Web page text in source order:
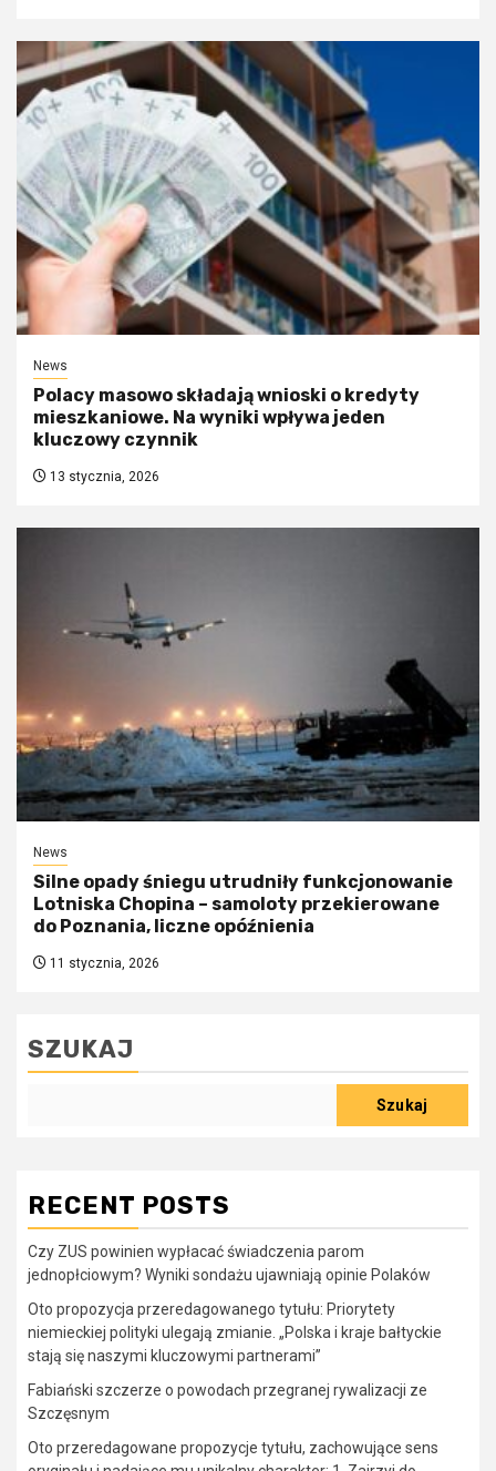
News
Polacy masowo składają wnioski o kredyty
mieszkaniowe. Na wyniki wpływa jeden
kluczowy czynnik
13 stycznia, 2026
News
Silne opady śniegu utrudniły funkcjonowanie
Lotniska Chopina – samoloty przekierowane
do Poznania, liczne opóźnienia
11 stycznia, 2026
SZUKAJ
Szukaj
RECENT POSTS
Czy ZUS powinien wypłacać świadczenia parom
jednopłciowym? Wyniki sondażu ujawniają opinie Polaków
Oto propozycja przeredagowanego tytułu: Priorytety
niemieckiej polityki ulegają zmianie. „Polska i kraje bałtyckie
stają się naszymi kluczowymi partnerami”
Fabiański szczerze o powodach przegranej rywalizacji ze
Szczęsnym
Oto przeredagowane propozycje tytułu, zachowujące sens